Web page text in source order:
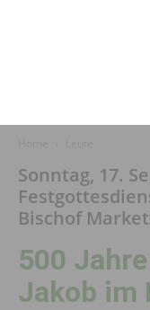
Sonntag, 17.
Bischof
500
Jakob im